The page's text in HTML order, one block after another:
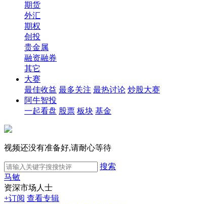
期货
外汇
期权
创投
贵金属
融资融券
其它
大赛
最佳收益 最多关注 最热讨论 炒股大赛
阿牛智投
一起看盘 股票 板块 基金
视频还没有准备好,请耐心等待
搜索
马敏
资深市场人士
+订阅 查看专辑